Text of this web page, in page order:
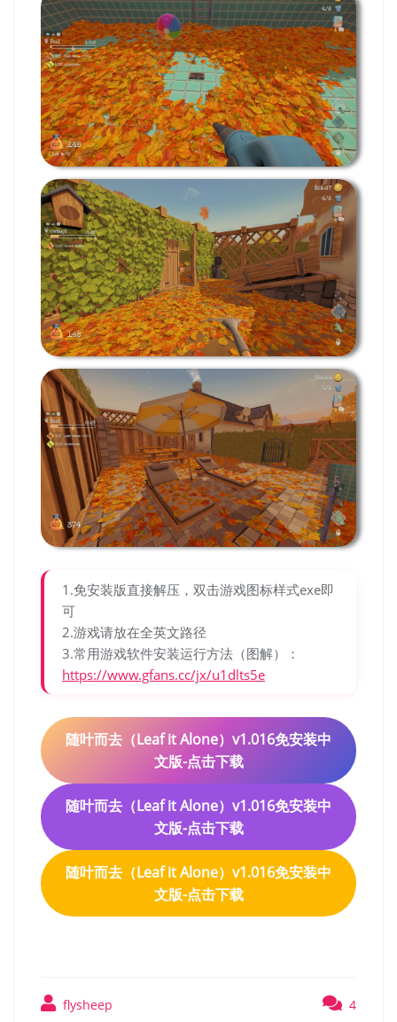
1.免安装版直接解压，双击游戏图标样式exe即
可
2.游戏请放在全英文路径
3.常用游戏软件安装运行方法（图解）：
https://www.gfans.cc/jx/u1dlts5e
随叶而去（Leaf it Alone）v1.016免安装中
文版-点击下载
随叶而去（Leaf it Alone）v1.016免安装中
文版-点击下载
随叶而去（Leaf it Alone）v1.016免安装中
文版-点击下载
flysheep 4